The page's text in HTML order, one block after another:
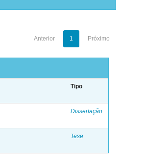
Anterior 1 Próximo
Tipo
Dissertação
Tese